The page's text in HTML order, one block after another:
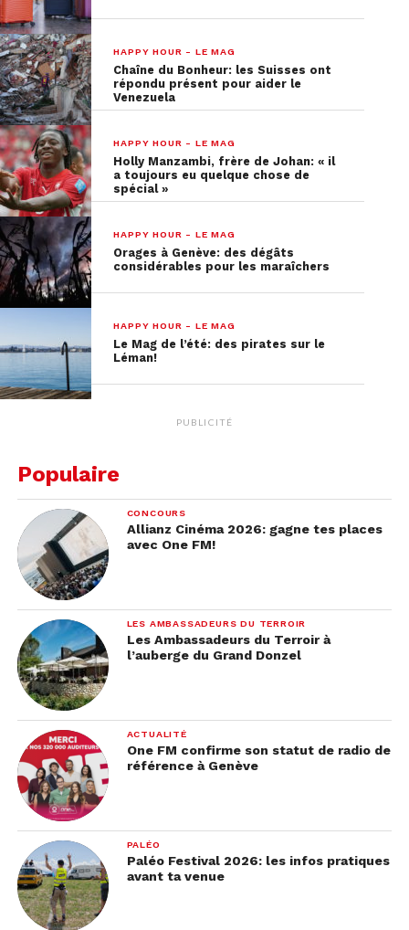
HAPPY HOUR - LE MAG
Chaîne du Bonheur: les Suisses ont
répondu présent pour aider le
Venezuela
HAPPY HOUR - LE MAG
Holly Manzambi, frère de Johan: « il
a toujours eu quelque chose de
spécial »
HAPPY HOUR - LE MAG
Orages à Genève: des dégâts
considérables pour les maraîchers
HAPPY HOUR - LE MAG
Le Mag de l’été: des pirates sur le
Léman!
PUBLICITÉ
Populaire
CONCOURS
Allianz Cinéma 2026: gagne tes places
avec One FM!
LES AMBASSADEURS DU TERROIR
Les Ambassadeurs du Terroir à
l’auberge du Grand Donzel
ACTUALITÉ
One FM confirme son statut de radio de
référence à Genève
PALÉO
Paléo Festival 2026: les infos pratiques
avant ta venue